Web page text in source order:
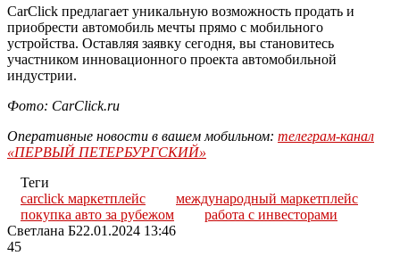
CarClick предлагает уникальную возможность продать и
приобрести автомобиль мечты прямо с мобильного
устройства. Оставляя заявку сегодня, вы становитесь
участником инновационного проекта автомобильной
индустрии.
Фото: CarClick.ru
Оперативные новости в вашем мобильном: телеграм-канал
«ПЕРВЫЙ ПЕТЕРБУРГСКИЙ»
Теги
carclick маркетплейс
международный маркетплейс
покупка авто за рубежом
работа с инвесторами
Светлана Б22.01.2024 13:46
45